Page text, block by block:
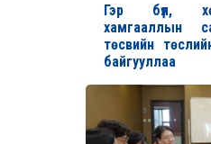
Гэр бүл,
хамгааллын
төсвийн
байгууллаа